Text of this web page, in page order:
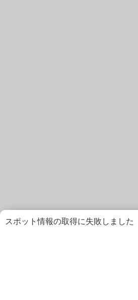
スポット情報の取得に失敗しました